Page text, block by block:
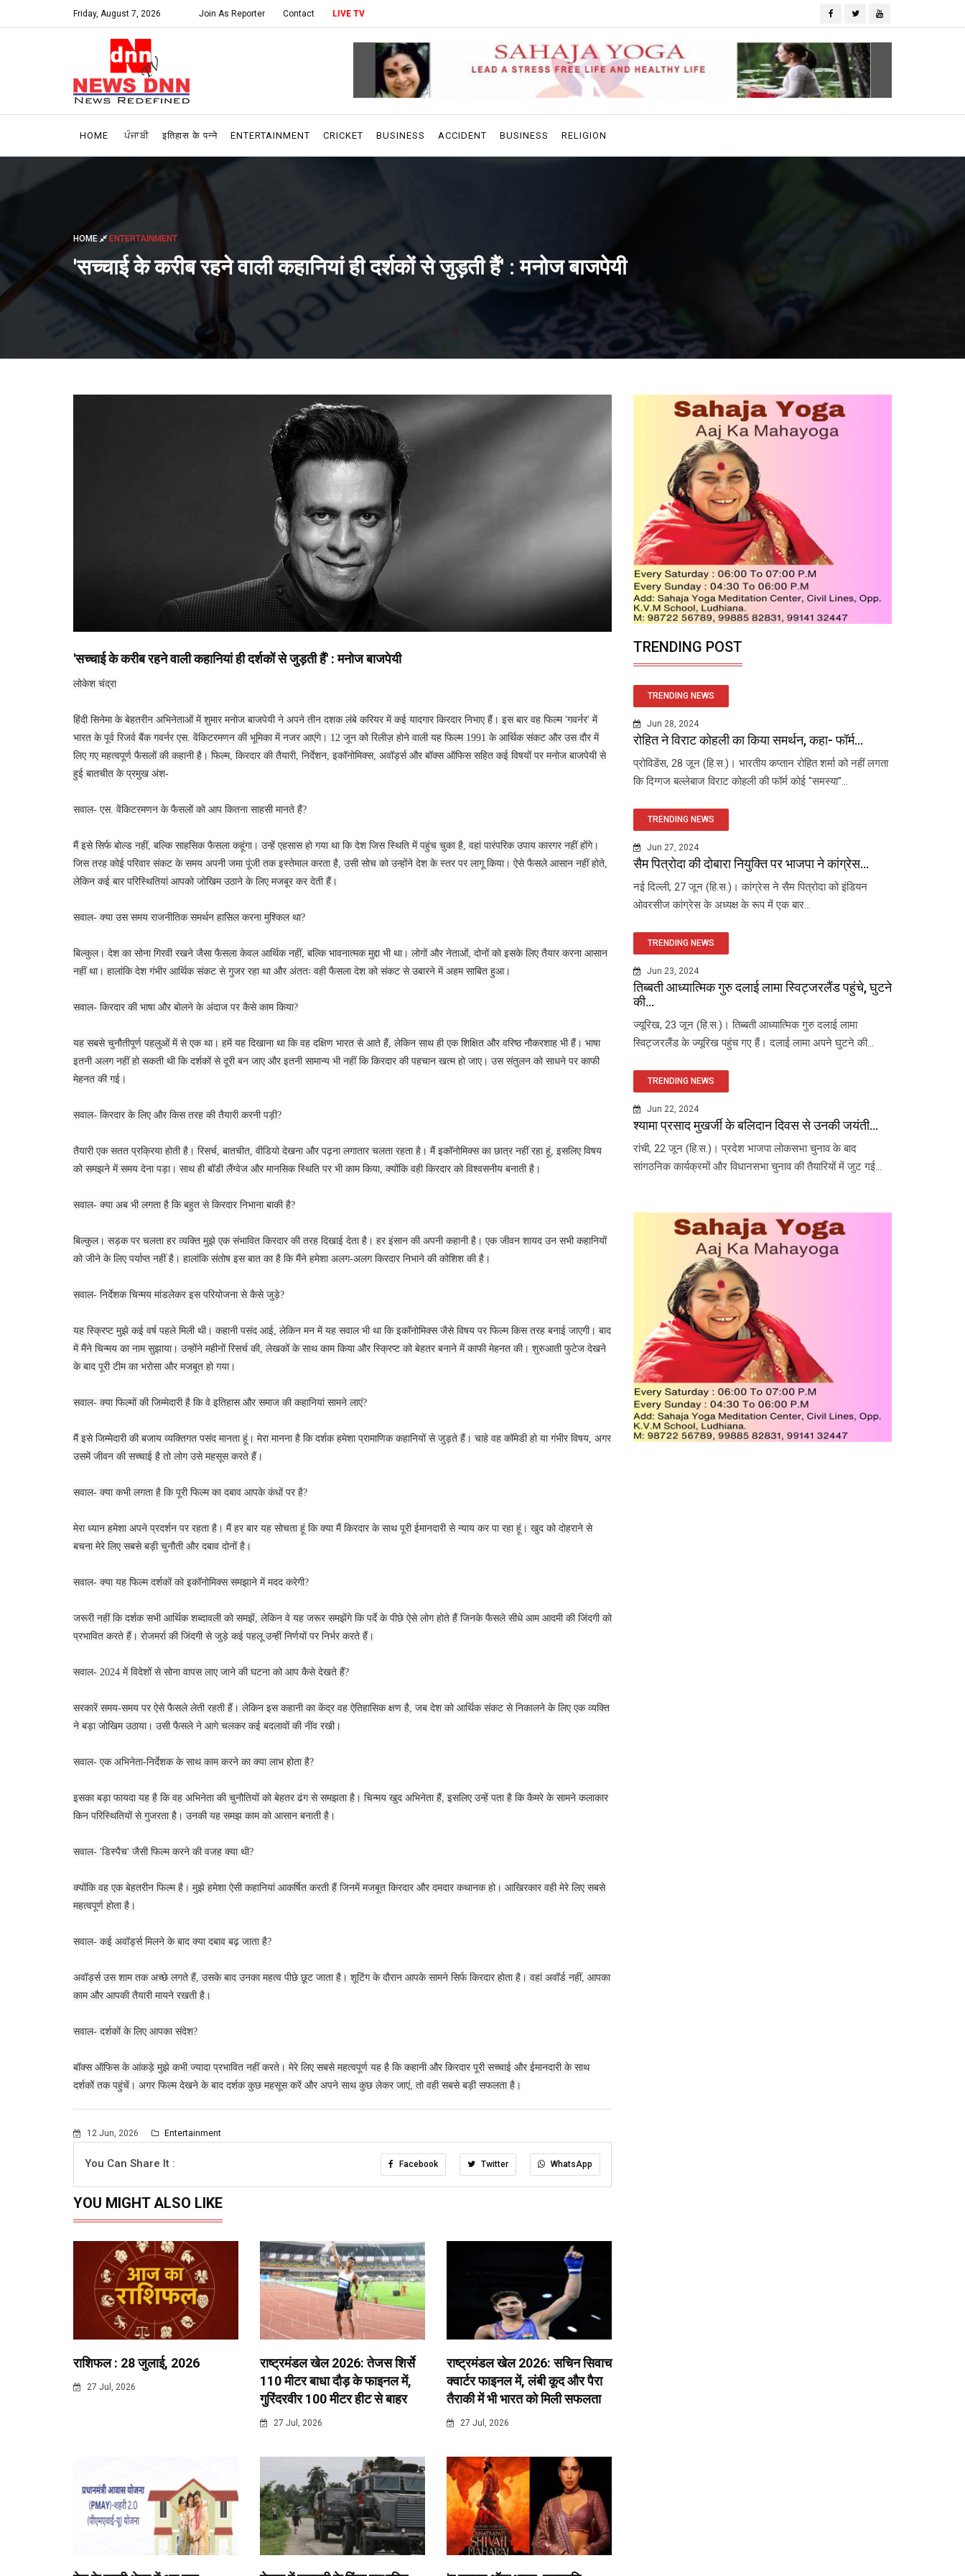
Friday, August 7, 2026 Join As Reporter Contact LIVE TV
HOME ਪੰਜਾਬੀ इतिहास के पन्ने ENTERTAINMENT CRICKET BUSINESS ACCIDENT BUSINESS RELIGION
HOME ENTERTAINMENT
'सच्चाई के करीब रहने वाली कहानियां ही दर्शकों से जुड़ती हैं' : मनोज बाजपेयी
'सच्चाई के करीब रहने वाली कहानियां ही दर्शकों से जुड़ती हैं' : मनोज बाजपेयी
लोकेश चंद्रा
हिंदी सिनेमा के बेहतरीन अभिनेताओं में शुमार मनोज बाजपेयी ने अपने तीन दशक लंबे करियर में कई यादगार किरदार निभाए हैं। इस बार वह फिल्म 'गवर्नर' में
भारत के पूर्व रिजर्व बैंक गवर्नर एस. वेंकिटरमणन की भूमिका में नजर आएंगे। 12 जून को रिलीज़ होने वाली यह फिल्म 1991 के आर्थिक संकट और उस दौर में
लिए गए महत्वपूर्ण फैसलों की कहानी है। फिल्म, किरदार की तैयारी, निर्देशन, इकॉनोमिक्स, अवॉर्ड्स और बॉक्स ऑफिस सहित कई विषयों पर मनोज बाजपेयी से
हुई बातचीत के प्रमुख अंश-
सवाल- एस. वेंकिटरमणन के फैसलों को आप कितना साहसी मानते हैं?
मैं इसे सिर्फ बोल्ड नहीं, बल्कि साहसिक फैसला कहूंगा। उन्हें एहसास हो गया था कि देश जिस स्थिति में पहुंच चुका है, वहां पारंपरिक उपाय कारगर नहीं होंगे।
जिस तरह कोई परिवार संकट के समय अपनी जमा पूंजी तक इस्तेमाल करता है, उसी सोच को उन्होंने देश के स्तर पर लागू किया। ऐसे फैसले आसान नहीं होते,
लेकिन कई बार परिस्थितियां आपको जोखिम उठाने के लिए मजबूर कर देती हैं।
सवाल- क्या उस समय राजनीतिक समर्थन हासिल करना मुश्किल था?
बिल्कुल। देश का सोना गिरवी रखने जैसा फैसला केवल आर्थिक नहीं, बल्कि भावनात्मक मुद्दा भी था। लोगों और नेताओं, दोनों को इसके लिए तैयार करना आसान
नहीं था। हालांकि देश गंभीर आर्थिक संकट से गुजर रहा था और अंततः वही फैसला देश को संकट से उबारने में अहम साबित हुआ।
सवाल- किरदार की भाषा और बोलने के अंदाज पर कैसे काम किया?
यह सबसे चुनौतीपूर्ण पहलुओं में से एक था। हमें यह दिखाना था कि वह दक्षिण भारत से आते हैं, लेकिन साथ ही एक शिक्षित और वरिष्ठ नौकरशाह भी हैं। भाषा
इतनी अलग नहीं हो सकती थी कि दर्शकों से दूरी बन जाए और इतनी सामान्य भी नहीं कि किरदार की पहचान खत्म हो जाए। उस संतुलन को साधने पर काफी
मेहनत की गई।
सवाल- किरदार के लिए और किस तरह की तैयारी करनी पड़ी?
तैयारी एक सतत प्रक्रिया होती है। रिसर्च, बातचीत, वीडियो देखना और पढ़ना लगातार चलता रहता है। मैं इकॉनोमिक्स का छात्र नहीं रहा हूं, इसलिए विषय
को समझने में समय देना पड़ा। साथ ही बॉडी लैंग्वेज और मानसिक स्थिति पर भी काम किया, क्योंकि वही किरदार को विश्वसनीय बनाती है।
सवाल- क्या अब भी लगता है कि बहुत से किरदार निभाना बाकी है?
बिल्कुल। सड़क पर चलता हर व्यक्ति मुझे एक संभावित किरदार की तरह दिखाई देता है। हर इंसान की अपनी कहानी है। एक जीवन शायद उन सभी कहानियों
को जीने के लिए पर्याप्त नहीं है। हालांकि संतोष इस बात का है कि मैंने हमेशा अलग-अलग किरदार निभाने की कोशिश की है।
सवाल- निर्देशक चिन्मय मांडलेकर इस परियोजना से कैसे जुड़े?
यह स्क्रिप्ट मुझे कई वर्ष पहले मिली थी। कहानी पसंद आई, लेकिन मन में यह सवाल भी था कि इकॉनोमिक्स जैसे विषय पर फिल्म किस तरह बनाई जाएगी। बाद
में मैंने चिन्मय का नाम सुझाया। उन्होंने महीनों रिसर्च की, लेखकों के साथ काम किया और स्क्रिप्ट को बेहतर बनाने में काफी मेहनत की। शुरुआती फुटेज देखने
के बाद पूरी टीम का भरोसा और मजबूत हो गया।
सवाल- क्या फिल्मों की जिम्मेदारी है कि वे इतिहास और समाज की कहानियां सामने लाएं?
मैं इसे जिम्मेदारी की बजाय व्यक्तिगत पसंद मानता हूं। मेरा मानना है कि दर्शक हमेशा प्रामाणिक कहानियों से जुड़ते हैं। चाहे वह कॉमेडी हो या गंभीर विषय, अगर
उसमें जीवन की सच्चाई है तो लोग उसे महसूस करते हैं।
सवाल- क्या कभी लगता है कि पूरी फिल्म का दबाव आपके कंधों पर है?
मेरा ध्यान हमेशा अपने प्रदर्शन पर रहता है। मैं हर बार यह सोचता हूं कि क्या मैं किरदार के साथ पूरी ईमानदारी से न्याय कर पा रहा हूं। खुद को दोहराने से
बचना मेरे लिए सबसे बड़ी चुनौती और दबाव दोनों है।
सवाल- क्या यह फिल्म दर्शकों को इकॉनोमिक्स समझाने में मदद करेगी?
जरूरी नहीं कि दर्शक सभी आर्थिक शब्दावली को समझें, लेकिन वे यह जरूर समझेंगे कि पर्दे के पीछे ऐसे लोग होते हैं जिनके फैसले सीधे आम आदमी की जिंदगी को
प्रभावित करते हैं। रोजमर्रा की जिंदगी से जुड़े कई पहलू उन्हीं निर्णयों पर निर्भर करते हैं।
सवाल- 2024 में विदेशों से सोना वापस लाए जाने की घटना को आप कैसे देखते हैं?
सरकारें समय-समय पर ऐसे फैसले लेती रहती हैं। लेकिन इस कहानी का केंद्र वह ऐतिहासिक क्षण है, जब देश को आर्थिक संकट से निकालने के लिए एक व्यक्ति
ने बड़ा जोखिम उठाया। उसी फैसले ने आगे चलकर कई बदलावों की नींव रखी।
सवाल- एक अभिनेता-निर्देशक के साथ काम करने का क्या लाभ होता है?
इसका बड़ा फायदा यह है कि वह अभिनेता की चुनौतियों को बेहतर ढंग से समझता है। चिन्मय खुद अभिनेता हैं, इसलिए उन्हें पता है कि कैमरे के सामने कलाकार
किन परिस्थितियों से गुजरता है। उनकी यह समझ काम को आसान बनाती है।
सवाल- 'डिस्पैच' जैसी फिल्म करने की वजह क्या थी?
क्योंकि वह एक बेहतरीन फिल्म है। मुझे हमेशा ऐसी कहानियां आकर्षित करती हैं जिनमें मजबूत किरदार और दमदार कथानक हो। आखिरकार वही मेरे लिए सबसे
महत्वपूर्ण होता है।
सवाल- कई अवॉर्ड्स मिलने के बाद क्या दबाव बढ़ जाता है?
अवॉर्ड्स उस शाम तक अच्छे लगते हैं, उसके बाद उनका महत्व पीछे छूट जाता है। शूटिंग के दौरान आपके सामने सिर्फ किरदार होता है। वहां अवॉर्ड नहीं, आपका
काम और आपकी तैयारी मायने रखती है।
सवाल- दर्शकों के लिए आपका संदेश?
बॉक्स ऑफिस के आंकड़े मुझे कभी ज्यादा प्रभावित नहीं करते। मेरे लिए सबसे महत्वपूर्ण यह है कि कहानी और किरदार पूरी सच्चाई और ईमानदारी के साथ
दर्शकों तक पहुंचें। अगर फिल्म देखने के बाद दर्शक कुछ महसूस करें और अपने साथ कुछ लेकर जाएं, तो वही सबसे बड़ी सफलता है।
12 Jun, 2026 Entertainment
You Can Share It : Facebook Twitter WhatsApp
YOU MIGHT ALSO LIKE
राशिफल : 28 जुलाई, 2026
27 Jul, 2026
राष्ट्रमंडल खेल 2026: तेजस शिर्से
110 मीटर बाधा दौड़ के फाइनल में,
गुरिंदरवीर 100 मीटर हीट से बाहर
27 Jul, 2026
राष्ट्रमंडल खेल 2026: सचिन सिवाच
क्वार्टर फाइनल में, लंबी कूद और पैरा
तैराकी में भी भारत को मिली सफलता
27 Jul, 2026
TRENDING POST
TRENDING NEWS
Jun 28, 2024
रोहित ने विराट कोहली का किया समर्थन, कहा- फॉर्म...
प्रोविडेंस, 28 जून (हि.स.)। भारतीय कप्तान रोहित शर्मा को नहीं लगता
कि दिग्गज बल्लेबाज विराट कोहली की फॉर्म कोई "समस्या"...
TRENDING NEWS
Jun 27, 2024
सैम पित्रोदा की दोबारा नियुक्ति पर भाजपा ने कांग्रेस...
नई दिल्ली, 27 जून (हि.स.)। कांग्रेस ने सैम पित्रोदा को इंडियन
ओवरसीज कांग्रेस के अध्यक्ष के रूप में एक बार...
TRENDING NEWS
Jun 23, 2024
तिब्बती आध्यात्मिक गुरु दलाई लामा स्विट्जरलैंड पहुंचे, घुटने
की...
ज्यूरिख, 23 जून (हि.स.)। तिब्बती आध्यात्मिक गुरु दलाई लामा
स्विट्जरलैंड के ज्यूरिख पहुंच गए हैं। दलाई लामा अपने घुटने की...
TRENDING NEWS
Jun 22, 2024
श्यामा प्रसाद मुखर्जी के बलिदान दिवस से उनकी जयंती...
रांची, 22 जून (हि.स.)। प्रदेश भाजपा लोकसभा चुनाव के बाद
सांगठनिक कार्यक्रमों और विधानसभा चुनाव की तैयारियों में जुट गई...